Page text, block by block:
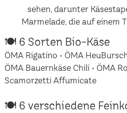
🍽 6 Sorten Bio-Käse
ÖMA Rigatino • ÖMA
ÖMA Bauernkäse Chili • ÖMA
Scamorzetti Affumicate
🍽 6 verschiedene